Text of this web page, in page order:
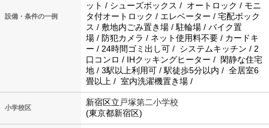
設備・条件の一例
ット / シューズボックス / オートロック / モニ
タ付オートロック / エレベーター / 宅配ボック
ス / 敷地内ごみ置き場 / 駐輪場 / バイク置
場 / 防犯カメラ / ネット使用料不要 / カードキ
ー / 24時間ゴミ出し可 / システムキッチン / 2
口コンロ / IHクッキングヒーター / 閑静な住宅
地 / 3駅以上利用可 / 駅徒歩5分以内 / 全居室6
畳以上 / 室内洗濯機置き場 /
小学校区
新宿区立 戸塚第二小学校
(東京都新宿区)